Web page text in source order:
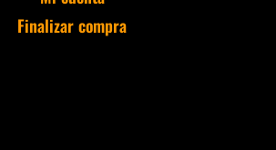
Finalizar compra